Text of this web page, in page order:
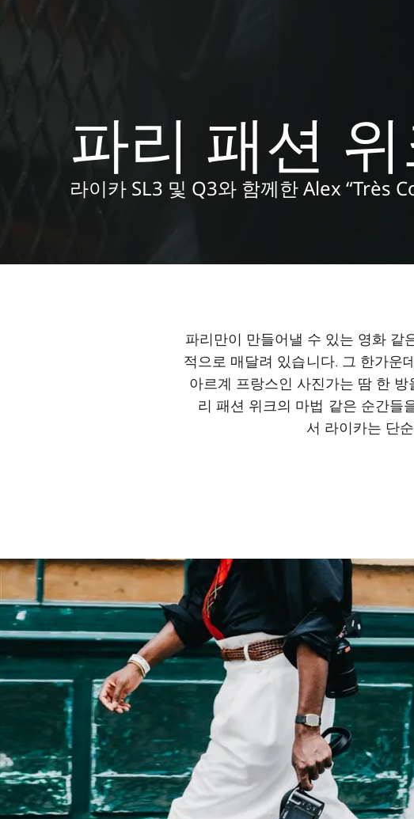
파리 패션
라이카 SL3 및 Q3와 함께한 Alex “Très
파리만이 만들어낼 수 있는 영화 같
적으로 매달려 있습니다. 그 한가운
아르계 프랑스인 사진가는 땀 한
리 패션 위크의 마법 같은 순간들
서 라이카는 단